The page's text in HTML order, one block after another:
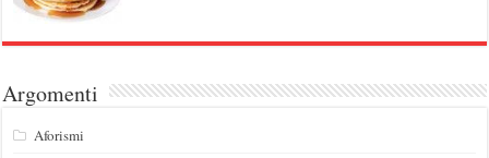
Argomenti
Aforismi